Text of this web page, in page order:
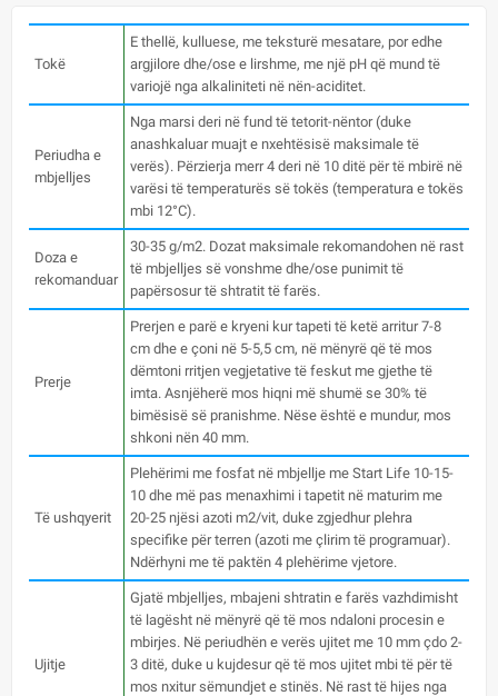
Tokë
E thellë, kulluese, me teksturë mesatare, por edhe
argjilore dhe/ose e lirshme, me një pH që mund të
variojë nga alkaliniteti në nën-aciditet.
Periudha e
mbjelljes
Nga marsi deri në fund të tetorit-nëntor (duke
anashkaluar muajt e nxehtësisë maksimale të
verës). Përzierja merr 4 deri në 10 ditë për të mbirë në
varësi të temperaturës së tokës (temperatura e tokës
mbi 12°C).
Doza e
rekomanduar
30-35 g/m2. Dozat maksimale rekomandohen në rast
të mbjelljes së vonshme dhe/ose punimit të
papërsosur të shtratit të farës.
Prerje
Prerjen e parë e kryeni kur tapeti të ketë arritur 7-8
cm dhe e çoni në 5-5,5 cm, në mënyrë që të mos
dëmtoni rritjen vegjetative të feskut me gjethe të
imta. Asnjëherë mos hiqni më shumë se 30% të
bimësisë së pranishme. Nëse është e mundur, mos
shkoni nën 40 mm.
Të ushqyerit
Plehërimi me fosfat në mbjellje me Start Life 10-15-
10 dhe më pas menaxhimi i tapetit në maturim me
20-25 njësi azoti m2/vit, duke zgjedhur plehra
specifike për terren (azoti me çlirim të programuar).
Ndërhyni me të paktën 4 plehërime vjetore.
Ujitje
Gjatë mbjelljes, mbajeni shtratin e farës vazhdimisht
të lagësht në mënyrë që të mos ndaloni procesin e
mbirjes. Në periudhën e verës ujitet me 10 mm çdo 2-
3 ditë, duke u kujdesur që të mos ujitet mbi të për të
mos nxitur sëmundjet e stinës. Në rast të hijes nga